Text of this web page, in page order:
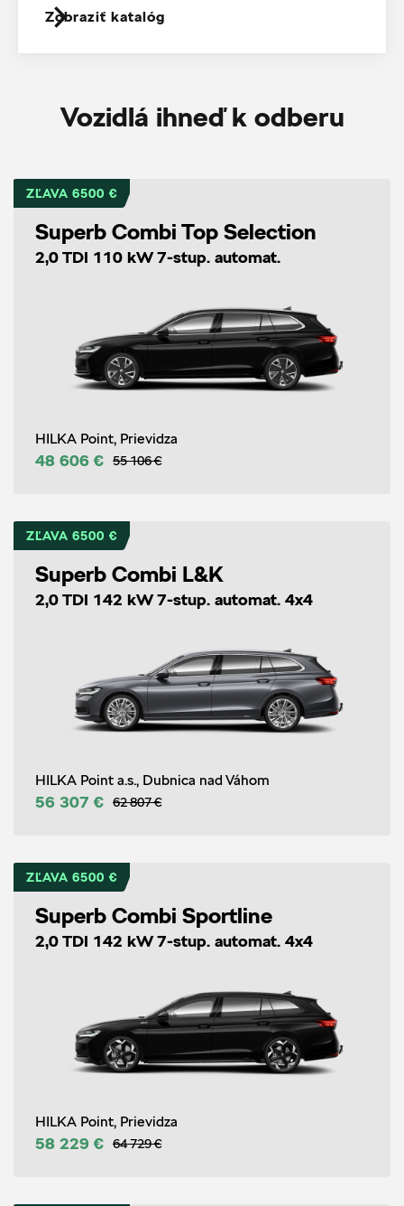
Zobraziť katalóg
Vozidlá ihneď k odberu
ZĽAVA 6500 €
Superb Combi Top Selection
2,0 TDI 110 kW 7-stup. automat.
HILKA Point, Prievidza
48 606 € 55 106 €
ZĽAVA 6500 €
Superb Combi L&K
2,0 TDI 142 kW 7-stup. automat. 4x4
HILKA Point a.s., Dubnica nad Váhom
56 307 € 62 807 €
ZĽAVA 6500 €
Superb Combi Sportline
2,0 TDI 142 kW 7-stup. automat. 4x4
HILKA Point, Prievidza
58 229 € 64 729 €